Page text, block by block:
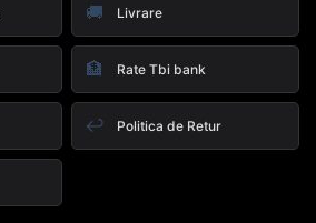
🚚 Livrare
🏦 Rate Tbi bank
↩️ Politica de Retur